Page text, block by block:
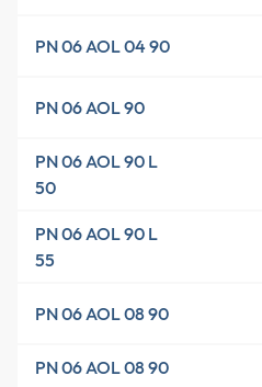
PN 06 AOL 04 90
PN 06 AOL 90
PN 06 AOL 90 L
50
PN 06 AOL 90 L
55
PN 06 AOL 08 90
PN 06 AOL 08 90